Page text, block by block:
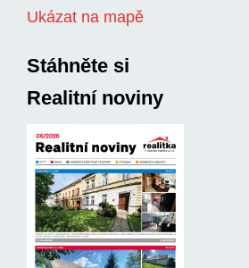
Ukázat na mapě
Stáhněte si
Realitní noviny